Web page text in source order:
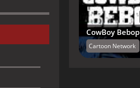
CowBoy Bebop
Cartoon Network